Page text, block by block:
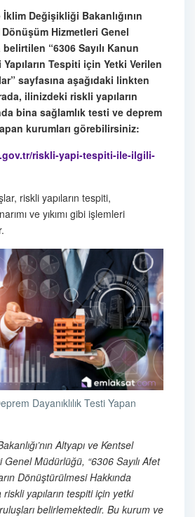
Değişikliği Bakanlığının
Hizmetleri Genel
“6306 Sayılı Kanun
Tespiti için Yetki Verilen
sayfasına aşağıdaki linkten
ilinizdeki riskli yapıların
bina sağlamlık testi ve deprem
kurumları görebilirsiniz:
riskli-yapi-tespiti-ile-ilgili-
riskli yapıların tespiti,
ve yıkımı gibi işlemleri
Dayanıklılık Testi Yapan
Altyapı ve Kentsel
Müdürlüğü, “6306 Sayılı Afet
Dönüştürülmesi Hakkında
yapıların tespiti için yetki
belirlemektedir. Bu kurum ve